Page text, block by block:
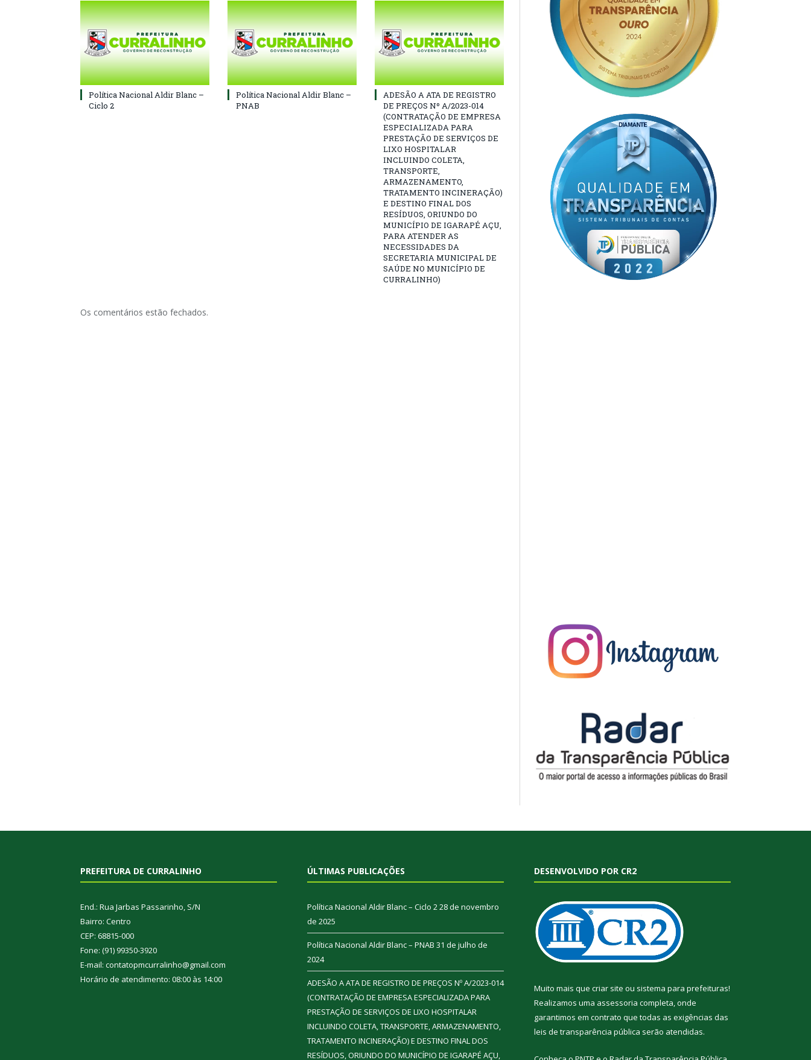
Política Nacional Aldir Blanc –
Ciclo 2
Política Nacional Aldir Blanc –
PNAB
ADESÃO A ATA DE REGISTRO
DE PREÇOS Nº A/2023-014
(CONTRATAÇÃO DE EMPRESA
ESPECIALIZADA PARA
PRESTAÇÃO DE SERVIÇOS DE
LIXO HOSPITALAR
INCLUINDO COLETA,
TRANSPORTE,
ARMAZENAMENTO,
TRATAMENTO INCINERAÇÃO)
E DESTINO FINAL DOS
RESÍDUOS, ORIUNDO DO
MUNICÍPIO DE IGARAPÉ AÇU,
PARA ATENDER AS
NECESSIDADES DA
SECRETARIA MUNICIPAL DE
SAÚDE NO MUNICÍPIO DE
CURRALINHO)
Os comentários estão fechados.
PREFEITURA DE CURRALINHO
End.: Rua Jarbas Passarinho, S/N
Bairro: Centro
CEP: 68815-000
Fone: (91) 99350-3920
E-mail: contatopmcurralinho@gmail.com
Horário de atendimento: 08:00 às 14:00
ÚLTIMAS PUBLICAÇÕES
Política Nacional Aldir Blanc – Ciclo 228 de novembro
de 2025
Política Nacional Aldir Blanc – PNAB 31 de julho de
2024
ADESÃO A ATA DE REGISTRO DE PREÇOS Nº A/2023-014
(CONTRATAÇÃO DE EMPRESA ESPECIALIZADA PARA
PRESTAÇÃO DE SERVIÇOS DE LIXO HOSPITALAR
INCLUINDO COLETA, TRANSPORTE, ARMAZENAMENTO,
TRATAMENTO INCINERAÇÃO) E DESTINO FINAL DOS
RESÍDUOS, ORIUNDO DO MUNICÍPIO DE IGARAPÉ AÇU,
DESENVOLVIDO POR CR2
Muito mais que criar site ou sistema para prefeituras!
Realizamos uma assessoria completa, onde
garantimos em contrato que todas as exigências das
leis de transparência pública serão atendidas.